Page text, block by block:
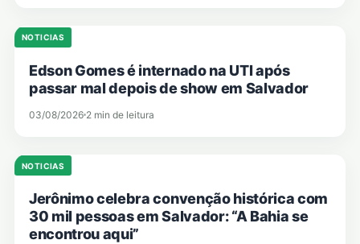
NOTICIAS
Edson Gomes é internado na UTI após
passar mal depois de show em Salvador
03/08/2026 2 min de leitura
NOTICIAS
Jerônimo celebra convenção histórica com
30 mil pessoas em Salvador: “A Bahia se
encontrou aqui”